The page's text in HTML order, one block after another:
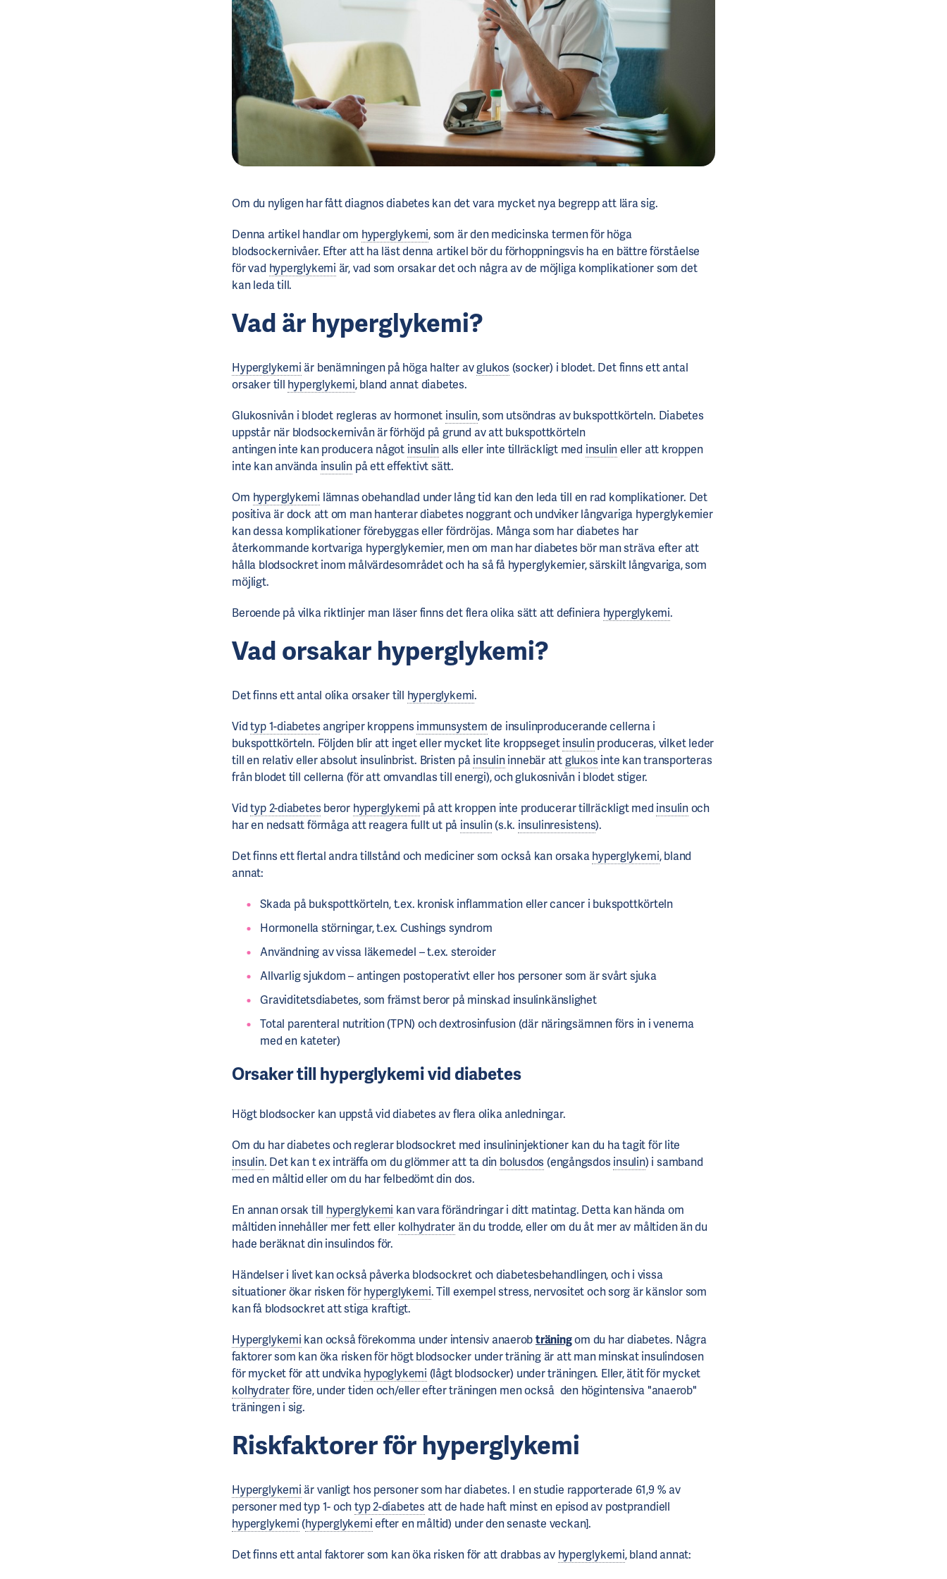
Om du nyligen har fått diagnos diabetes kan det vara mycket nya begrepp att lära sig.
Denna artikel handlar om hyperglykemi, som är den medicinska termen för höga
blodsockernivåer. Efter att ha läst denna artikel bör du förhoppningsvis ha en bättre förståelse
för vad hyperglykemi är, vad som orsakar det och några av de möjliga komplikationer som det
kan leda till.
Vad är hyperglykemi?
Hyperglykemi är benämningen på höga halter avglukos (socker) i blodet. Det finns ett antal
orsaker till hyperglykemi, bland annat diabetes.
Glukosnivån i blodet regleras av hormonet insulin, som utsöndras av bukspottkörteln. Diabetes
uppstår när blodsockernivån är förhöjd på grund av att bukspottkörteln
antingen inte kan producera något insulin alls eller inte tillräckligt med insulineller att kroppen
inte kan använda insulin på ett effektivt sätt.
Om hyperglykemi lämnas obehandlad under lång tid kan den leda till en rad komplikationer. Det
positiva är dock att om man hanterar diabetes noggrant och undviker långvariga hyperglykemier
kan dessa komplikationer förebyggas eller fördröjas. Många som har diabetes har
återkommande kortvariga hyperglykemier, men om man har diabetes bör man sträva efter att
hålla blodsockret inom målvärdesområdet och ha så få hyperglykemier, särskilt långvariga, som
möjligt.
Beroende på vilka riktlinjer man läser finns det flera olika sätt att definiera hyperglykemi.
Vad orsakar hyperglykemi?
Det finns ett antal olika orsaker till hyperglykemi.
Vidtyp 1-diabetes angriper kroppens immunsystem de insulinproducerande cellerna i
bukspottkörteln. Följden blir att inget eller mycket lite kroppsegetinsulinproduceras, vilket leder
till en relativ eller absolut insulinbrist. Bristen påinsulininnebär attglukos inte kan transporteras
från blodet till cellerna (för att omvandlas till energi), och glukosnivån i blodet stiger.
Vidtyp 2-diabetes beror hyperglykemi på att kroppen inte producerar tillräckligt med insulinoch
har en nedsatt förmåga att reagera fullt ut på insulin(s.k. insulinresistens).
Det finns ett flertal andra tillstånd och mediciner som också kan orsakahyperglykemi, bland
annat:
Skada på bukspottkörteln, t.ex. kronisk inflammation eller cancer i bukspottkörteln
Hormonella störningar, t.ex. Cushings syndrom
Användning av vissa läkemedel – t.ex. steroider
Allvarlig sjukdom – antingen postoperativt eller hos personer som är svårt sjuka
Graviditetsdiabetes, som främst beror på minskad insulinkänslighet
Total parenteral nutrition (TPN) och dextrosinfusion (där näringsämnen förs in i venerna
med en kateter)
Orsaker till hyperglykemi vid diabetes
Högt blodsocker kan uppstå vid diabetes av flera olika anledningar.
Om du har diabetes och reglerar blodsockret med insulininjektioner kan du ha tagit för lite
insulin. Det kan t ex inträffa om du glömmer att ta din bolusdos (engångsdos insulin) i samband
med en måltid eller om du har felbedömt din dos.
En annan orsak till hyperglykemi kan vara förändringar i ditt matintag. Detta kan hända om
måltiden innehåller mer fett eller kolhydrater än du trodde, eller om du åt mer av måltiden än du
hade beräknat din insulindos för.
Händelser i livet kan också påverka blodsockret och diabetesbehandlingen, och i vissa
situationer ökar risken förhyperglykemi. Till exempel stress, nervositet och sorg är känslor som
kan få blodsockret att stiga kraftigt.
Hyperglykemi kan också förekomma under intensiv anaerobträningom du har diabetes. Några
faktorer som kan öka risken för högt blodsocker under träning är att man minskat insulindosen
för mycket för att undvikahypoglykemi (lågt blodsocker) under träningen. Eller, ätit för mycket
kolhydraterföre, under tiden och/eller efter träningen men också den högintensiva "anaerob"
träningen i sig.
Riskfaktorer för hyperglykemi
Hyperglykemi är vanligt hos personer som har diabetes. I en studie rapporterade 61,9 % av
personer med typ 1- ochtyp 2-diabetes att de hade haft minst en episod av postprandiell
hyperglykemi(hyperglykemiefter en måltid) under den senaste veckan].
Det finns ett antal faktorer som kan öka risken för att drabbas av hyperglykemi, bland annat: